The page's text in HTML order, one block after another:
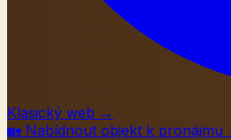
Klasický web →
🏡 Nabídnout objekt k pronájmu